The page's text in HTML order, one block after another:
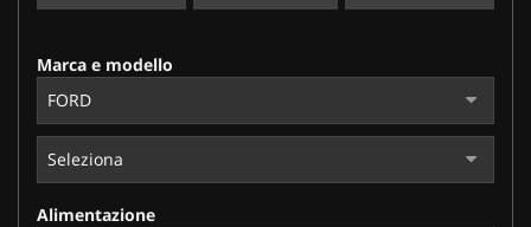
NOLEGGIO LUNGO TERMINE
NOLEGGIO BREVE TERMINE
Marca e modello
Alimentazione